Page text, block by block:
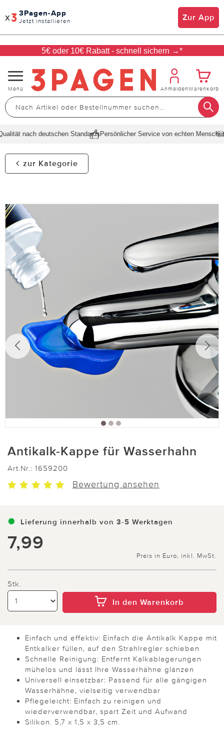
x 3Pagen-App
Jetzt installieren Zur App
5€ oder 10€ Rabatt - schnell sichern →*
Navigation
umschalten
Menü AnmeldenWarenkorb
nach deutschen StandardsPersönlicher Service von echten Menschen
zur Kategorie
Antikalk-Kappe für Wasserhahn
Art.Nr.: 1659200
Bewertung ansehen
Lieferung innerhalb von 3-5 Werktagen
7,99
Preis in Euro, inkl. MwSt.
Stk.
In den Warenkorb
Einfach und effektiv: Einfach die Antikalk Kappe mit
Entkalker füllen, auf den Strahlregler schieben
Schnelle Reinigung: Entfernt Kalkablagerungen
mühelos und lässt Ihre Wasserhähne glänzen
Universell einsetzbar: Passend für alle gängigen
Wasserhähne, vielseitig verwendbar
Pflegeleicht: Einfach zu reinigen und
wiederverwendbar, spart Zeit und Aufwand
Silikon. 5,7 x 1,5 x 3,5 cm.